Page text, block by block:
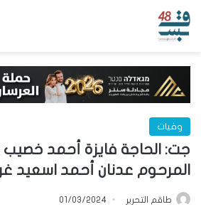
وفيات
جت: الحاجة فايزة أحمد
المرحوم عدنان أحمد اسعيد
طاقم التحرير 01/03/2024